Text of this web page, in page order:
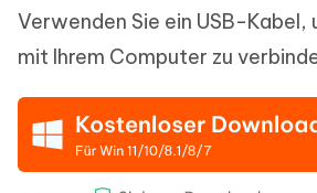
Verwenden Sie ein USB-Kabel,
mit Ihrem Computer zu